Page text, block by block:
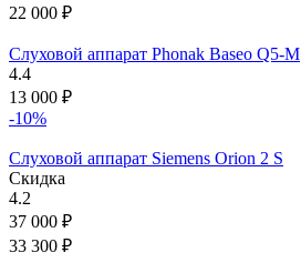
22 000 ₽
Слуховой аппарат Phonak Baseo Q5-М
4.4
13 000 ₽
-10%
Слуховой аппарат Siemens Orion 2 S
Скидка
4.2
37 000 ₽
33 300 ₽